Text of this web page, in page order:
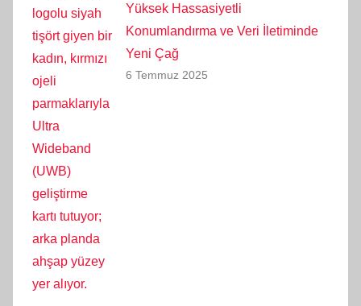
Yüksek Hassasiyetli
Konumlandırma ve Veri İletiminde
Yeni Çağ
6 Temmuz 2025